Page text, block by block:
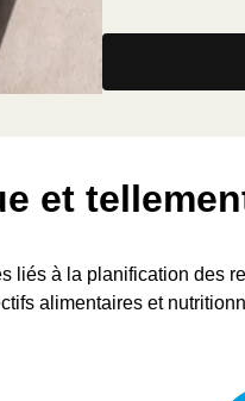
et
liés à la planification des
alimentaires et